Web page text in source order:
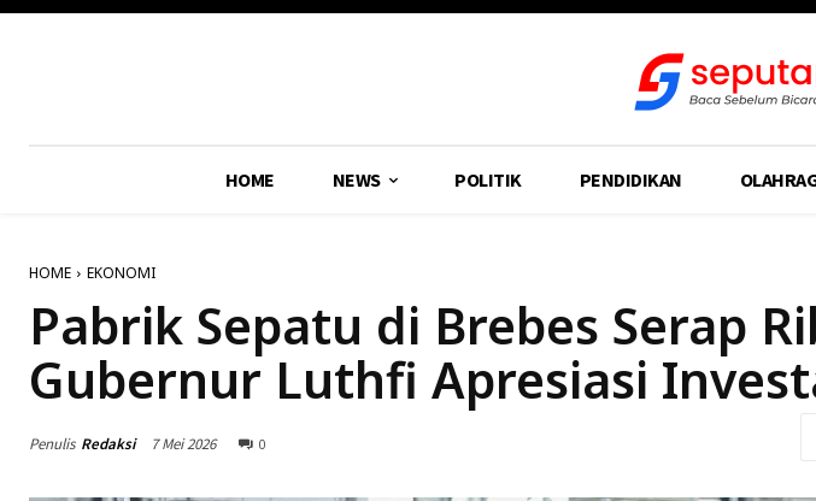
HOME NEWS POLITIK PENDIDIKAN
HOME EKONOMI
Pabrik Sepatu di Brebes Serap
Gubernur Luthfi Apresiasi
Penulis Redaksi 7 Mei 2026 0